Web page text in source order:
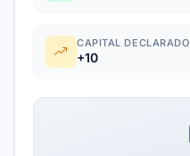
CAPITAL DECLARADO
+10